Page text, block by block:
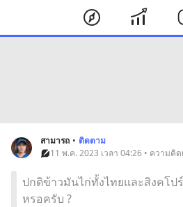
สามารถ • ติดตาม
11 พ.ค. 2023 เวลา 04:26 • ความคิ
ปกติข้าวมันไก่ทั้งไทยและสิงคโป
หรอครับ ?